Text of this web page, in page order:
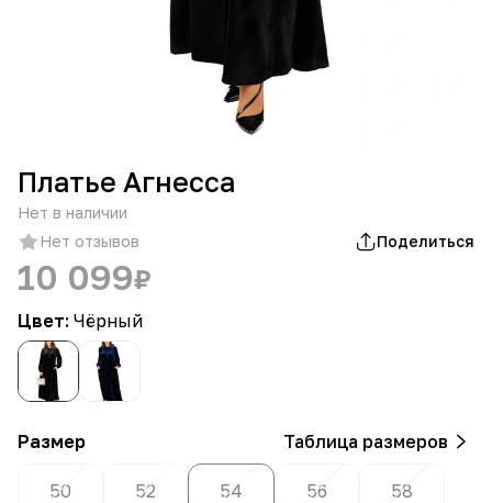
Платье Агнесса
Нет в наличии
Нет отзывов
Поделиться
10 099₽
Цвет: Чёрный
Размер Таблица размеров
50 52 54 56 58